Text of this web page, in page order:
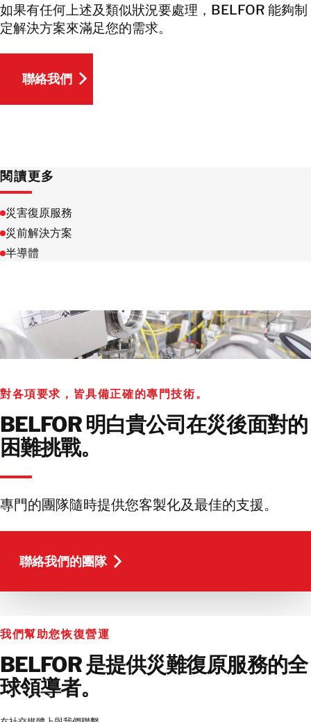
閱讀更多
災害復原服務
災前解決方案
半導體
如果有任何上述及類似狀況要處理，BELFOR 能夠制
定解決方案來滿足您的需求。
聯絡我們
對各項要求，皆具備正確的專門技術。
BELFOR 明白貴公司在災後面對的
困難挑戰。
專門的團隊隨時提供您客製化及最佳的支援。
聯絡我們的團隊
我們幫助您恢復營運
BELFOR 是提供災難復原服務​​的全
球領導者。